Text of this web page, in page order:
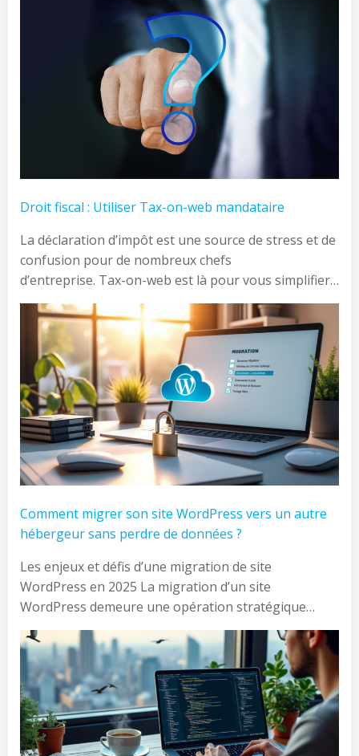
Droit fiscal : Utiliser Tax-on-web mandataire
La déclaration d’impôt est une source de stress et de
confusion pour de nombreux chefs
d’entreprise. Tax-on-web est là pour vous simplifier…
Comment migrer son site WordPress vers un autre
hébergeur sans perdre de données ?
Les enjeux et défis d’une migration de site
WordPress en 2025 La migration d’un site
WordPress demeure une opération stratégique…